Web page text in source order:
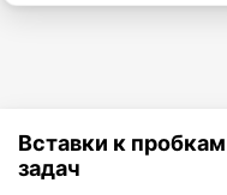
Вставки к
задач